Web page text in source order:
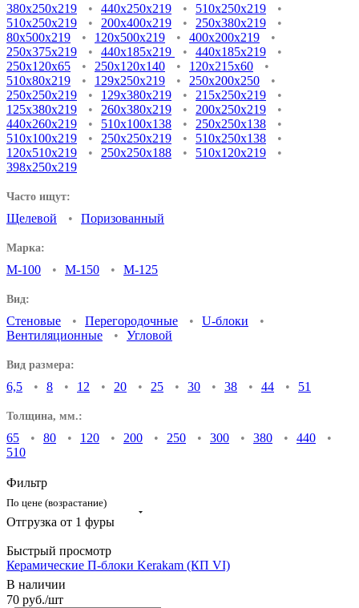
380х250х219 440х250х219
510х250х219
510x250x219
200х400х219
250х380х219
80х500х219
120х500х219
400х200х219
250х375х219
440х185х219
440х185х219
250х120х65
250х120х140
120х215х60
510х80х219
129х250х219
250х200х250
250x250x219
129х380х219
215х250х219
125х380х219
260х380х219
200х250х219
440х260х219
510х100х138
250х250х138
510х100х219
250х250х219
510х250х138
120х510х219
250х250х188
510х120х219
398х250х219
Часто ищут:
Щелевой Поризованный
Марка:
М-100 М-150 М-125
Вид:
Стеновые Перегородочные
U-блоки
Вентиляционные
Угловой
Вид размера:
6,5 8 12 20 25 30 38 44 51
Толщина, мм.:
65 80 120 200 250 300 380
440
510
Фильтр
По цене (возрастание)
Быстрый просмотр
Керамические П-блоки Kerakam (КП VI)
В наличии
70 руб./шт